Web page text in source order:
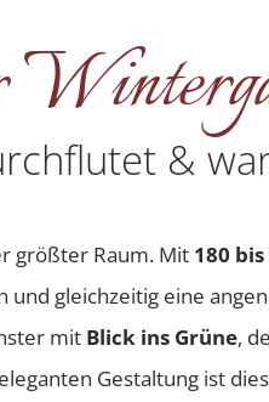
&
größter Raum. Mit 180
und gleichzeitig eine
mit Blick ins Grüne,
Gestaltung ist